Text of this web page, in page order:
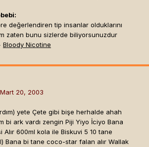
değerlendiren tip insanlar olduklarını
zaten bunu sizlerde biliyorsunuzdur
Bloody Nicotine
Mart 20, 2003
yete Çete gibi bişe herhalde ahah
bi ark vardı zengin Piji Yiyo İciyo Bana
Alır 600ml kola ile Biskuvi 5 10 tane
Bana bi tane coco-star falan alır Wallak